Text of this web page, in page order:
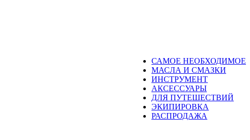
САМОЕ НЕОБХОДИМОЕ
МАСЛА И СМАЗКИ
ИНСТРУМЕНТ
АКСЕССУАРЫ
ДЛЯ ПУТЕШЕСТВИЙ
ЭКИПИРОВКА
РАСПРОДАЖА